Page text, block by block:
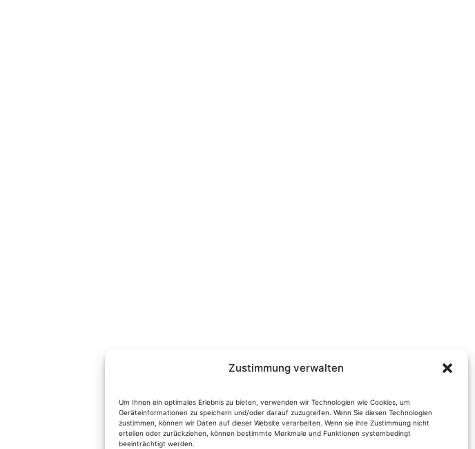
Zustimmung verwalten
Um Ihnen ein optimales Erlebnis zu bieten, verwenden wir Technologien wie Cookies, um
Geräteinformationen zu speichern und/oder darauf zuzugreifen. Wenn Sie diesen Technologien
zustimmen, können wir Daten auf dieser Website verarbeiten. Wenn sie ihre Zustimmung nicht
erteilen oder zurückziehen, können bestimmte Merkmale und Funktionen systembedingt
beeinträchtigt werden.